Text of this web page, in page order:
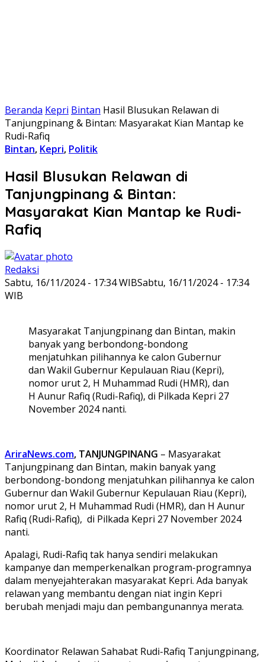
Beranda Kepri Bintan Hasil Blusukan Relawan di
Tanjungpinang & Bintan: Masyarakat Kian Mantap ke
Rudi-Rafiq
Bintan, Kepri, Politik
Hasil Blusukan Relawan di
Tanjungpinang & Bintan:
Masyarakat Kian Mantap ke Rudi-
Rafiq
Redaksi
Sabtu, 16/11/2024 - 17:34 WIBSabtu, 16/11/2024 - 17:34
WIB
Masyarakat Tanjungpinang dan Bintan, makin
banyak yang berbondong-bondong
menjatuhkan pilihannya ke calon Gubernur
dan Wakil Gubernur Kepulauan Riau (Kepri),
nomor urut 2, H Muhammad Rudi (HMR), dan
H Aunur Rafiq (Rudi-Rafiq), di Pilkada Kepri 27
November 2024 nanti.
AriraNews.com, TANJUNGPINANG – Masyarakat
Tanjungpinang dan Bintan, makin banyak yang
berbondong-bondong menjatuhkan pilihannya ke calon
Gubernur dan Wakil Gubernur Kepulauan Riau (Kepri),
nomor urut 2, H Muhammad Rudi (HMR), dan H Aunur
Rafiq (Rudi-Rafiq), di Pilkada Kepri 27 November 2024
nanti.
Apalagi, Rudi-Rafiq tak hanya sendiri melakukan
kampanye dan memperkenalkan program-programnya
dalam menyejahterakan masyarakat Kepri. Ada banyak
relawan yang membantu dengan niat ingin Kepri
berubah menjadi maju dan pembangunannya merata.
Koordinator Relawan Sahabat Rudi-Rafiq Tanjungpinang,